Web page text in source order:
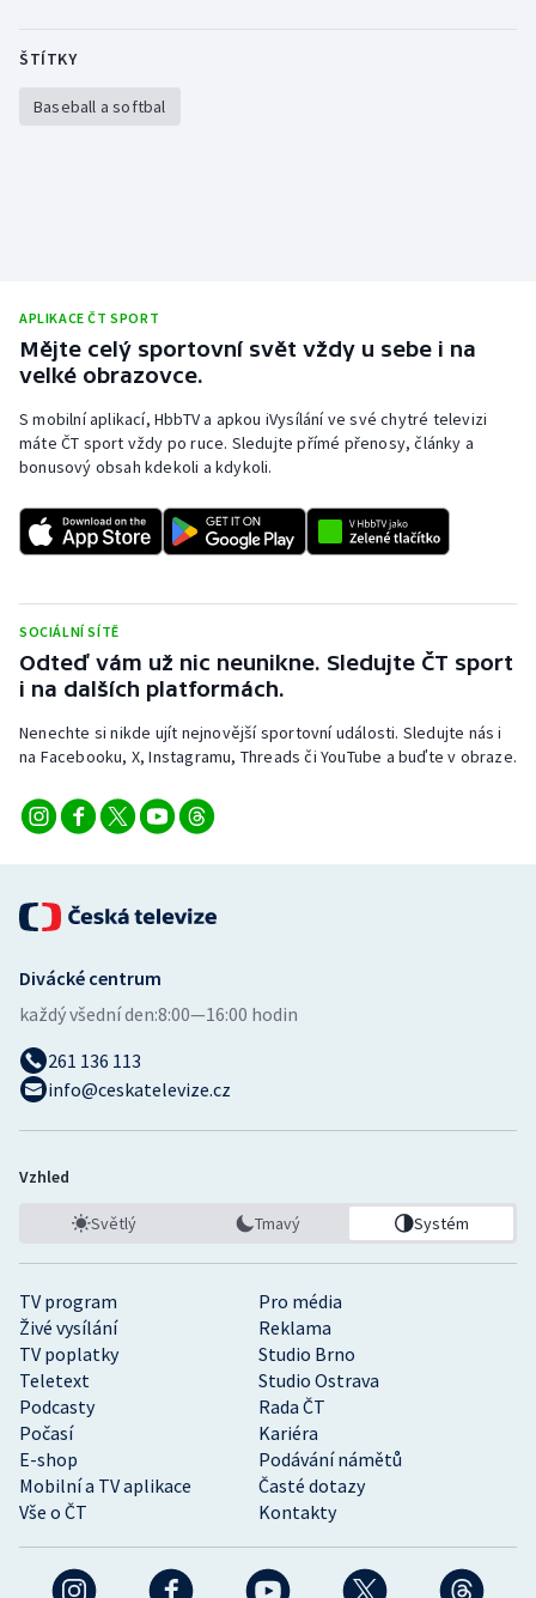
ŠTÍTKY
Baseball a softbal
APLIKACE ČT SPORT
Mějte celý sportovní svět vždy u sebe i na
velké obrazovce.
S mobilní aplikací, HbbTV a apkou iVysílání ve své chytré televizi
máte ČT sport vždy po ruce. Sledujte přímé přenosy, články a
bonusový obsah kdekoli a kdykoli.
SOCIÁLNÍ SÍTĚ
Odteď vám už nic neunikne. Sledujte ČT sport
i na dalších platformách.
Nenechte si nikde ujít nejnovější sportovní události. Sledujte nás i
na Facebooku, X, Instagramu, Threads či YouTube a buďte v obraze.
TV program
Pro média
Živé vysílání
Reklama
TV poplatky
Studio Brno
Teletext
Studio Ostrava
Podcasty
Rada ČT
Počasí
Kariéra
E-shop
Podávání námětů
Mobilní a TV aplikace
Časté dotazy
Vše o ČT
Kontakty
Divácké centrum
každý všední den:8:00—16:00 hodin
261 136 113
info@ceskatelevize.cz
Vzhled
Světlý Tmavý Systém